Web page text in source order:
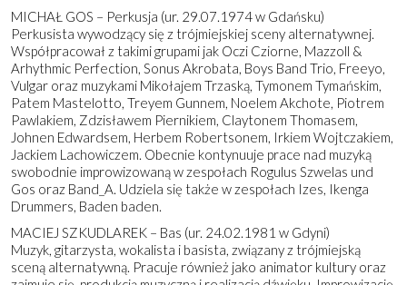
MICHAŁ GOS – Perkusja (ur. 29.07.1974 w Gdańsku)
Perkusista wywodzący się z trójmiejskiej sceny alternatywnej.
Współpracował z takimi grupami jak Oczi Cziorne, Mazzoll &
Arhythmic Perfection, Sonus Akrobata, Boys Band Trio, Freeyo,
Vulgar oraz muzykami Mikołajem Trzaską, Tymonem Tymańskim,
Patem Mastelotto, Treyem Gunnem, Noelem Akchote, Piotrem
Pawlakiem, Zdzisławem Piernikiem, Claytonem Thomasem,
Johnen Edwardsem, Herbem Robertsonem, Irkiem Wojtczakiem,
Jackiem Lachowiczem. Obecnie kontynuuje prace nad muzyką
swobodnie improwizowaną w zespołach Rogulus Szwelas und
Gos oraz Band_A. Udziela się także w zespołach Izes, Ikenga
Drummers, Baden baden.
MACIEJ SZKUDLAREK – Bas (ur. 24.02.1981 w Gdyni)
Muzyk, gitarzysta, wokalista i basista, związany z trójmiejską
sceną alternatywną. Pracuje również jako animator kultury oraz